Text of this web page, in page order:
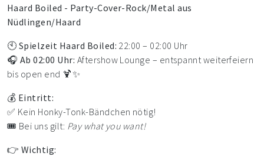
Haard Boiled - Party-Cover-Rock/Metal aus
Nüdlingen/Haard
🕙 Spielzeit Haard Boiled: 22:00 – 02:00 Uhr
🎧 Ab 02:00 Uhr: Aftershow Lounge – entspannt weiterfeiern
bis open end 🍹✨
💰 Eintritt:
✅ Kein Honky-Tonk-Bändchen nötig!
🎟 Bei uns gilt: Pay what you want!
👉 Wichtig: